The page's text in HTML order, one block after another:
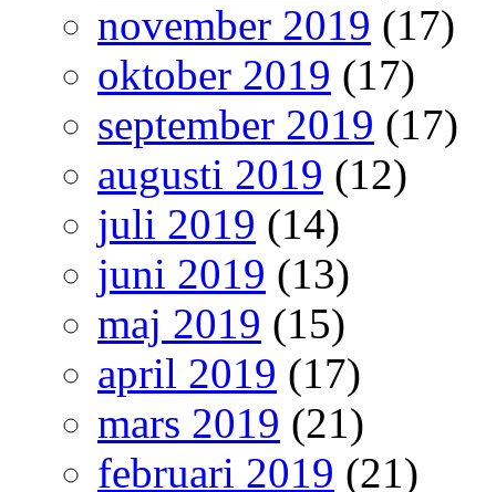
november 2019 (17)
oktober 2019 (17)
september 2019 (17)
augusti 2019 (12)
juli 2019 (14)
juni 2019 (13)
maj 2019 (15)
april 2019 (17)
mars 2019 (21)
februari 2019 (21)